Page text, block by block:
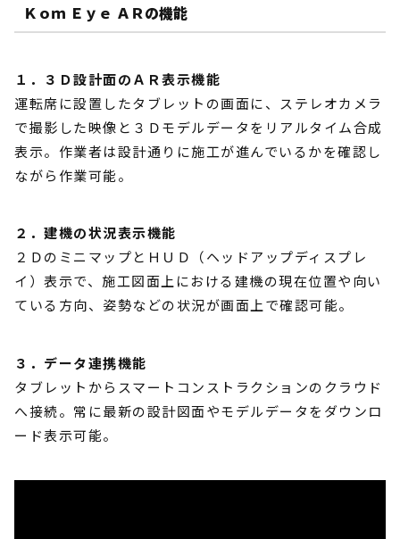
Ｋｏｍ Ｅｙｅ ＡＲの機能
１．３Ｄ設計面のＡＲ表示機能
運転席に設置したタブレットの画面に、ステレオカメラ
で撮影した映像と３Ｄモデルデータをリアルタイム合成
表示。作業者は設計通りに施工が進んでいるかを確認し
ながら作業可能。
２．建機の状況表示機能
２ＤのミニマップとＨＵＤ（ヘッドアップディスプレ
イ）表示で、施工図面上における建機の現在位置や向い
ている方向、姿勢などの状況が画面上で確認可能。
３．データ連携機能
タブレットからスマートコンストラクションのクラウド
へ接続。常に最新の設計図面やモデルデータをダウンロ
ード表示可能。